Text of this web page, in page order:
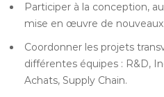
Participer à la conception,
mise en œuvre de
Coordonner les projets
différentes équipes : R&D,
Achats, Supply Chain.